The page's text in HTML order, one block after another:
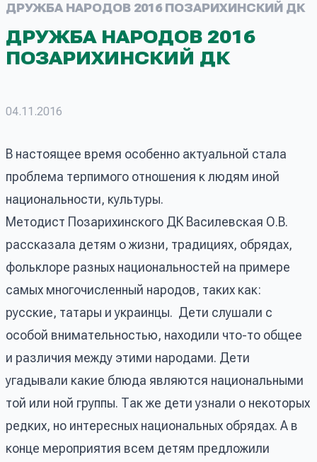
ДРУЖБА НАРОДОВ 2016 ПОЗАРИХИНСКИЙ ДК
ДРУЖБА НАРОДОВ 2016
ПОЗАРИХИНСКИЙ ДК
04.11.2016
В настоящее время особенно актуальной стала
проблема терпимого отношения к людям иной
национальности, культуры.
Методист Позарихинского ДК Василевская О.В.
рассказала детям о жизни, традициях, обрядах,
фольклоре разных национальностей на примере
самых многочисленный народов, таких как:
русские, татары и украинцы. Дети слушали с
особой внимательностью, находили что-то общее
и различия между этими народами. Дети
угадывали какие блюда являются национальными
той или ной группы. Так же дети узнали о некоторых
редких, но интересных национальных обрядах. А в
конце мероприятия всем детям предложили